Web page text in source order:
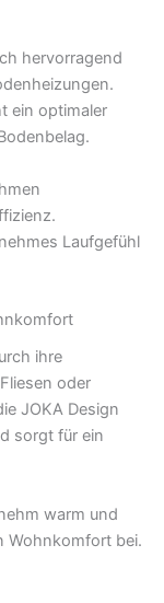
hervorragend
ein optimaler
Laufgefühl
ihre
oder
JOKA Design
sorgt für ein
warm und
Wohnkomfort bei.